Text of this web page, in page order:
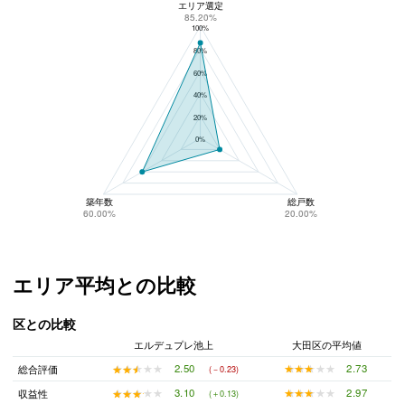
エルデュプレ池上のリスク回避性
100%
80%
60%
40%
20%
0%
エリア選定
85.20%
築年数
60.00%
総戸数
20.00%
エリア平均との比較
区との比較
エルデュプレ池上
大田区の平均値
総合評価
★★★★★
★★★★★ 2.50 (－0.23) ★★★★★
★★★★★
2.73
収益性
★★★★★
★★★★★ 3.10 (＋0.13) ★★★★★
★★★★★
2.97